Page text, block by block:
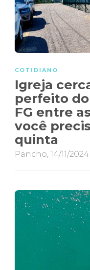
COTIDIANO
Igreja
perfeito
FG entre
você
quinta
Pancho, 14/11/2024